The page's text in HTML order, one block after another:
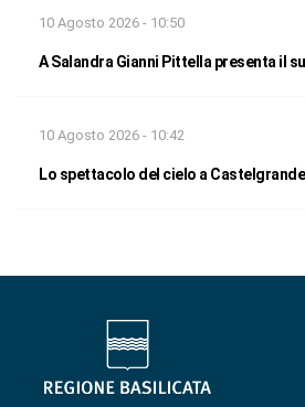
10 Agosto 2026 - 10:50
A Salandra Gianni Pittella presenta il
10 Agosto 2026 - 10:42
Lo spettacolo del cielo a Castelgrande